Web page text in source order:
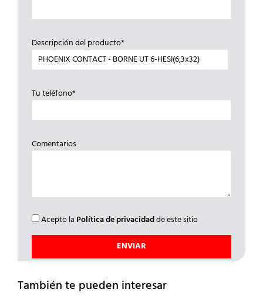
Descripción del producto*
Tu teléfono*
Comentarios
Acepto la Política de privacidadde este sitio
También te pueden interesar